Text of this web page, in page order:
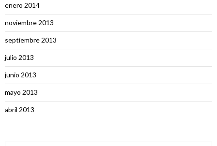
enero 2014
noviembre 2013
septiembre 2013
julio 2013
junio 2013
mayo 2013
abril 2013